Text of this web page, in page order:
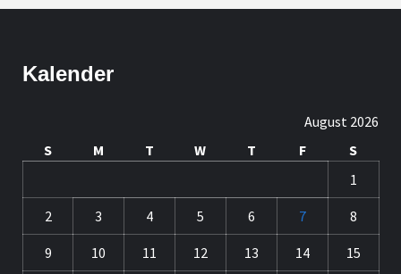
Kalender
August 2026
S
M T W T F
S
1
2 3 4 5 6 7 8
9 10 11 12 13 14 15